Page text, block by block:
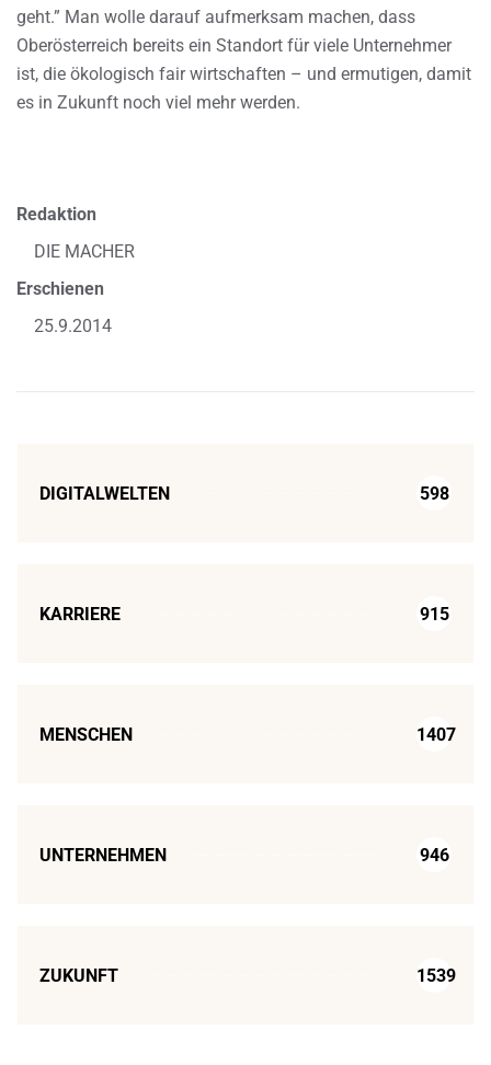
geht.” Man wolle darauf aufmerksam machen, dass
Oberösterreich bereits ein Standort für viele Unternehmer
ist, die ökologisch fair wirtschaften – und ermutigen, damit
es in Zukunft noch viel mehr werden.
Redaktion
DIE MACHER
Erschienen
25.9.2014
DIGITALWELTEN 598
KARRIERE 915
MENSCHEN 1407
UNTERNEHMEN 946
ZUKUNFT 1539